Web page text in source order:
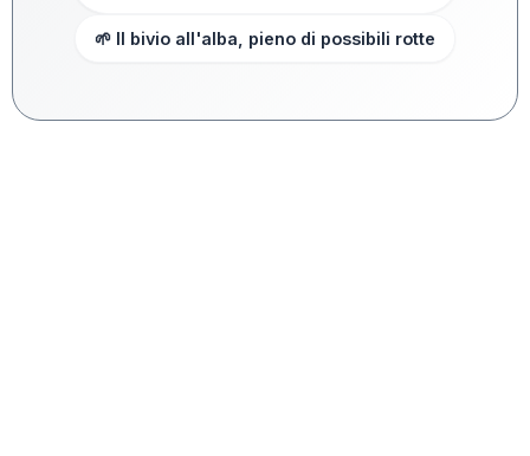
🌱 Il bivio all'alba, pieno di possibili rotte